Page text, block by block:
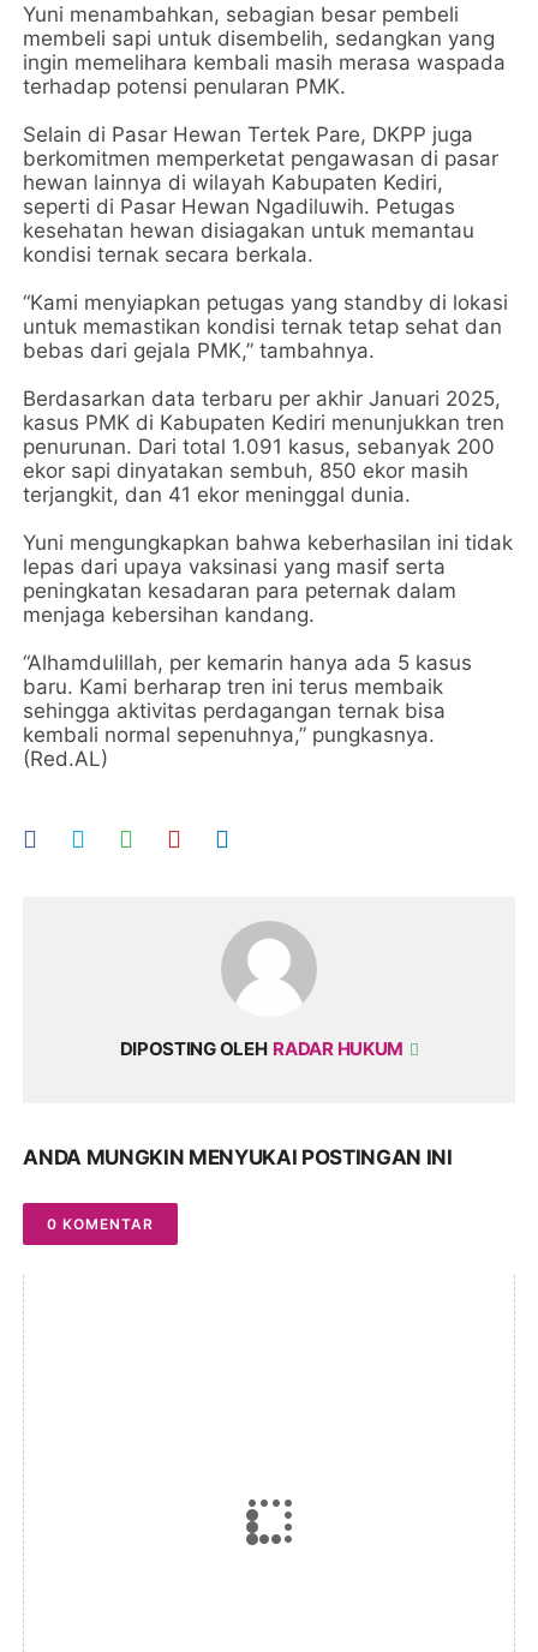
Yuni menambahkan, sebagian besar pembeli
membeli sapi untuk disembelih, sedangkan yang
ingin memelihara kembali masih merasa waspada
terhadap potensi penularan PMK.
Selain di Pasar Hewan Tertek Pare, DKPP juga
berkomitmen memperketat pengawasan di pasar
hewan lainnya di wilayah Kabupaten Kediri,
seperti di Pasar Hewan Ngadiluwih. Petugas
kesehatan hewan disiagakan untuk memantau
kondisi ternak secara berkala.
“Kami menyiapkan petugas yang standby di lokasi
untuk memastikan kondisi ternak tetap sehat dan
bebas dari gejala PMK,” tambahnya.
Berdasarkan data terbaru per akhir Januari 2025,
kasus PMK di Kabupaten Kediri menunjukkan tren
penurunan. Dari total 1.091 kasus, sebanyak 200
ekor sapi dinyatakan sembuh, 850 ekor masih
terjangkit, dan 41 ekor meninggal dunia.
Yuni mengungkapkan bahwa keberhasilan ini tidak
lepas dari upaya vaksinasi yang masif serta
peningkatan kesadaran para peternak dalam
menjaga kebersihan kandang.
“Alhamdulillah, per kemarin hanya ada 5 kasus
baru. Kami berharap tren ini terus membaik
sehingga aktivitas perdagangan ternak bisa
kembali normal sepenuhnya,” pungkasnya.
(Red.AL)
DIPOSTING OLEH RADAR HUKUM
ANDA MUNGKIN MENYUKAI POSTINGAN INI
0 KOMENTAR